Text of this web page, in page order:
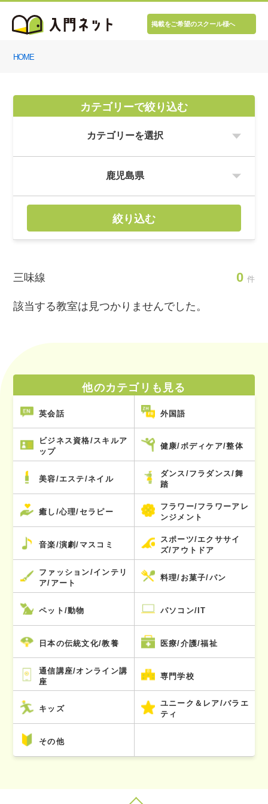
掲載をご希望のスクール様へ
HOME
カテゴリーで絞り込む
絞り込む
三味線 0 件
該当する教室は見つかりませんでした。
他のカテゴリも見る
英会話 外国語
ビジネス資格/スキルア
ップ
健康/ボディケア/整体
美容/エステ/ネイル
ダンス/フラダンス/舞
踏
癒し/心理/セラピー
フラワー/フラワーアレ
ンジメント
音楽/演劇/マスコミ
スポーツ/エクササイ
ズ/アウトドア
ファッション/インテリ
ア/アート
料理/お菓子/パン
ペット/動物 パソコン/IT
日本の伝統文化/教養 医療/介護/福祉
通信講座/オンライン講
座
専門学校
キッズ
ユニーク＆レア/バラエ
ティ
その他